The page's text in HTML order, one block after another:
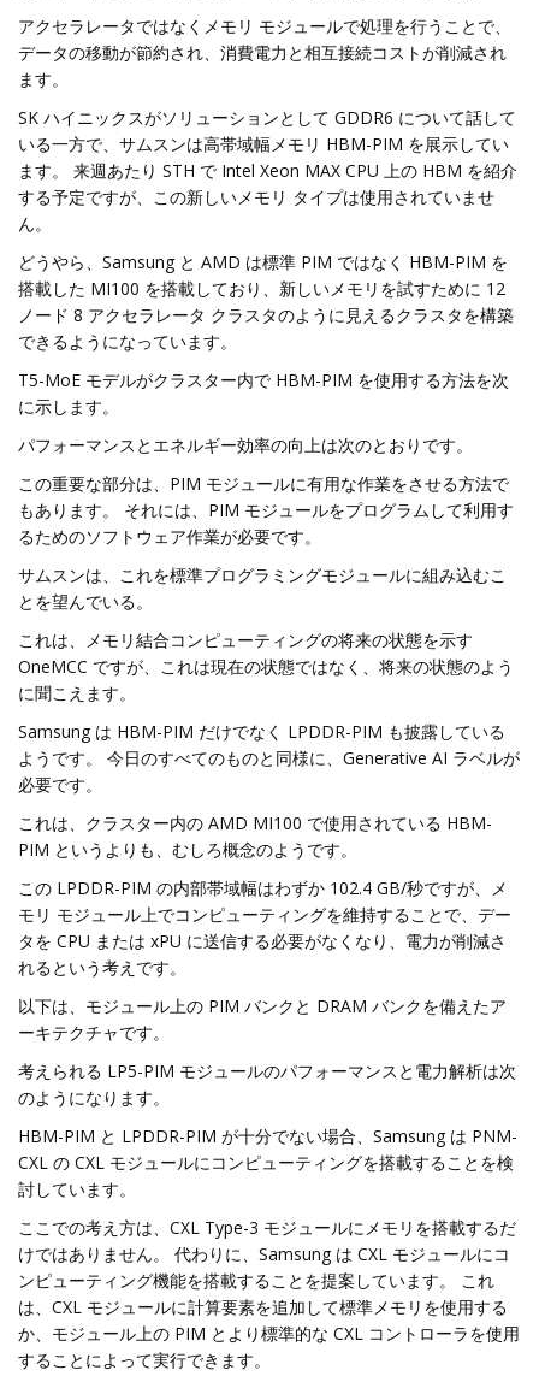
アクセラレータではなくメモリ モジュールで処理を行うことで、
データの移動が節約され、消費電力と相互接続コストが削減され
ます。
SK ハイニックスがソリューションとして GDDR6 について話して
いる一方で、サムスンは高帯域幅メモリ HBM-PIM を展示してい
ます。 来週あたり STH で Intel Xeon MAX CPU 上の HBM を紹介
する予定ですが、この新しいメモリ タイプは使用されていませ
ん。
どうやら、Samsung と AMD は標準 PIM ではなく HBM-PIM を
搭載した MI100 を搭載しており、新しいメモリを試すために 12
ノード 8 アクセラレータ クラスタのように見えるクラスタを構築
できるようになっています。
T5-MoE モデルがクラスター内で HBM-PIM を使用する方法を次
に示します。
パフォーマンスとエネルギー効率の向上は次のとおりです。
この重要な部分は、PIM モジュールに有用な作業をさせる方法で
もあります。 それには、PIM モジュールをプログラムして利用す
るためのソフトウェア作業が必要です。
サムスンは、これを標準プログラミングモジュールに組み込むこ
とを望んでいる。
これは、メモリ結合コンピューティングの将来の状態を示す
OneMCC ですが、これは現在の状態ではなく、将来の状態のよう
に聞こえます。
Samsung は HBM-PIM だけでなく LPDDR-PIM も披露している
ようです。 今日のすべてのものと同様に、Generative AI ラベルが
必要です。
これは、クラスター内の AMD MI100 で使用されている HBM-
PIM というよりも、むしろ概念のようです。
この LPDDR-PIM の内部帯域幅はわずか 102.4 GB/秒ですが、メ
モリ モジュール上でコンピューティングを維持することで、デー
タを CPU または xPU に送信する必要がなくなり、電力が削減さ
れるという考えです。
以下は、モジュール上の PIM バンクと DRAM バンクを備えたア
ーキテクチャです。
考えられる LP5-PIM モジュールのパフォーマンスと電力解析は次
のようになります。
HBM-PIM と LPDDR-PIM が十分でない場合、Samsung は PNM-
CXL の CXL モジュールにコンピューティングを搭載することを検
討しています。
ここでの考え方は、CXL Type-3 モジュールにメモリを搭載するだ
けではありません。 代わりに、Samsung は CXL モジュールにコ
ンピューティング機能を搭載することを提案しています。 これ
は、CXL モジュールに計算要素を追加して標準メモリを使用する
か、モジュール上の PIM とより標準的な CXL コントローラを使用
することによって実行できます。